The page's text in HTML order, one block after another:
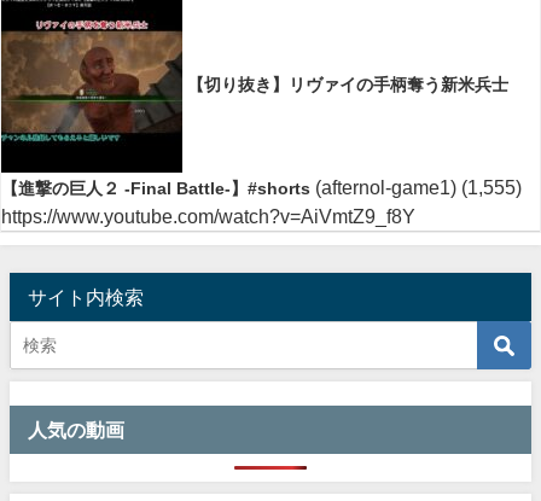
【切り抜き】リヴァイの手柄奪う新米兵士
【進撃の巨人２ -Final Battle-】#shorts (afternol-game1) (1,555)
https://www.youtube.com/watch?v=AiVmtZ9_f8Y
サイト内検索
人気の動画